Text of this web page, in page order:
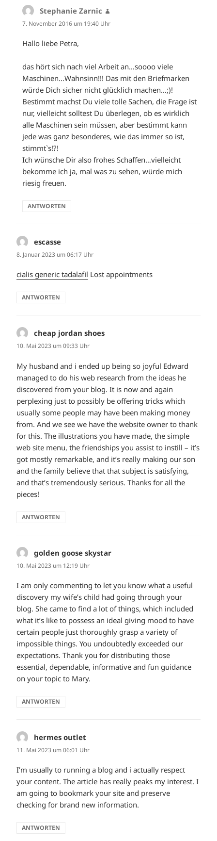
Stephanie Zarnic
7. November 2016 um 19:40 Uhr
Hallo liebe Petra,
das hört sich nach viel Arbeit an…soooo viele
Maschinen…Wahnsinn!!! Das mit den Briefmarken
würde Dich sicher nicht glücklich machen…;)!
Bestimmt machst Du viele tolle Sachen, die Frage ist
nur, vielleicht solltest Du überlegen, ob es wirklich
alle Maschinen sein müssen, aber bestimmt kann
jede was ganz besonderes, wie das immer so ist,
stimmt`s!?!
Ich wünsche Dir also frohes Schaffen…vielleicht
bekomme ich ja, mal was zu sehen, würde mich
riesig freuen.
ANTWORTEN
escasse
8. Januar 2023 um 06:17 Uhr
cialis generic tadalafil Lost appointments
ANTWORTEN
cheap jordan shoes
10. Mai 2023 um 09:33 Uhr
My husband and i ended up being so joyful Edward
managed to do his web research from the ideas he
discovered from your blog. It is now and again
perplexing just to possibly be offering tricks which
usually some people may have been making money
from. And we see we have the website owner to thank
for this. The illustrations you have made, the simple
web site menu, the friendships you assist to instill – it’s
got mostly remarkable, and it’s really making our son
and the family believe that that subject is satisfying,
and that’s tremendously serious. Thanks for all the
pieces!
ANTWORTEN
golden goose skystar
10. Mai 2023 um 12:19 Uhr
I am only commenting to let you know what a useful
discovery my wife’s child had going through your
blog. She came to find a lot of things, which included
what it’s like to possess an ideal giving mood to have
certain people just thoroughly grasp a variety of
impossible things. You undoubtedly exceeded our
expectations. Thank you for distributing those
essential, dependable, informative and fun guidance
on your topic to Mary.
ANTWORTEN
hermes outlet
11. Mai 2023 um 06:01 Uhr
I’m usually to running a blog and i actually respect
your content. The article has really peaks my interest. I
am going to bookmark your site and preserve
checking for brand new information.
ANTWORTEN